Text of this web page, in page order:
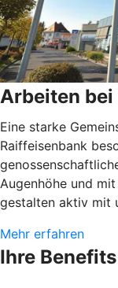
Arbeiten bei
Eine starke
Raiffeisenbank
Augenhöhe und
gestalten aktiv mit
Mehr erfahren
Ihre Benefits